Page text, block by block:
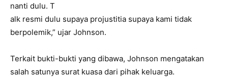
nanti dulu. T
alk resmi dulu supaya projustitia supaya kami tidak
berpolemik,” ujar Johnson.
Terkait bukti-bukti yang dibawa, Johnson mengatakan
salah satunya surat kuasa dari pihak keluarga.